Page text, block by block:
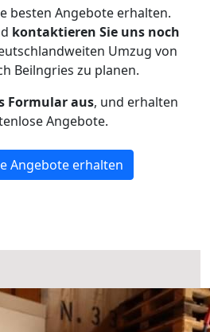
besten Angebote erhalten.
kontaktieren Sie uns noch
Umzug von
Beilngries zu planen.
Formular aus, und erhalten
Angebote.
Angebote erhalten